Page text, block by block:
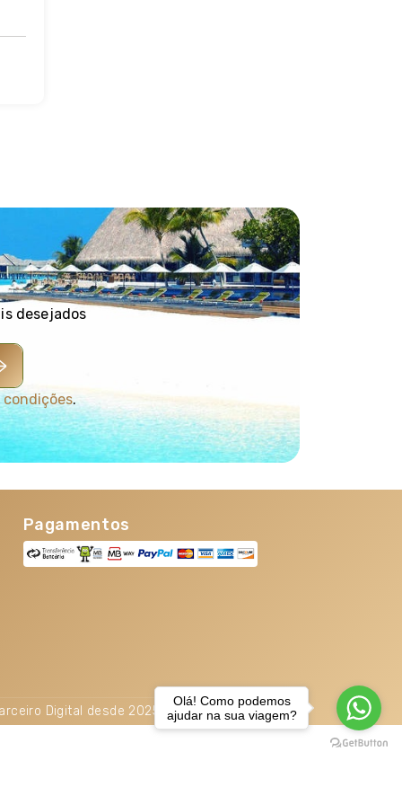
desejados
.
Pagamentos
Digital desde 2025. TOP 5% Melhores PME
Olá! Como podemos
ajudar na sua viagem?